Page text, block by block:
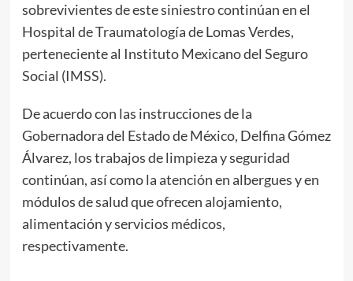
sobrevivientes de este siniestro continúan en el
Hospital de Traumatología de Lomas Verdes,
perteneciente al Instituto Mexicano del Seguro
Social (IMSS).
De acuerdo con las instrucciones de la
Gobernadora del Estado de México, Delfina Gómez
Álvarez, los trabajos de limpieza y seguridad
continúan, así como la atención en albergues y en
módulos de salud que ofrecen alojamiento,
alimentación y servicios médicos,
respectivamente.